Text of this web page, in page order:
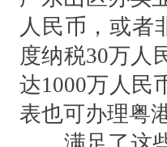
人民币，或者
度纳税30万人
达1000万人民
表也可办理粤